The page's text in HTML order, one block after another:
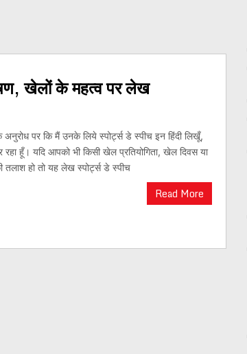
खेलों के महत्व पर लेख
अनुरोध पर कि मैं उनके लिये स्पोर्ट्स डे स्पीच इन हिंदी लिखूँ,
हूँ। यदि आपको भी किसी खेल प्रतियोगिता, खेल दिवस या
हो तो यह लेख स्पोर्ट्स डे स्पीच
Read More